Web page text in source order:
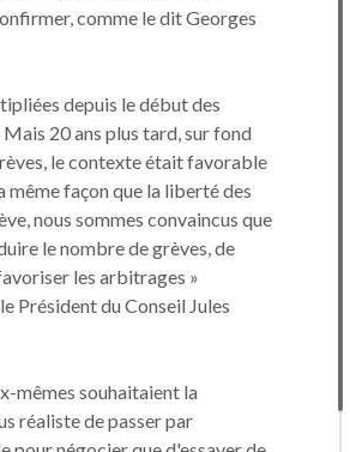
comme le dit Georges
depuis le début des
20 ans plus tard, sur fond
le contexte était favorable
même façon que la liberté des
nous sommes convaincus que
le nombre de grèves, de
les arbitrages »
Président du Conseil Jules
mêmes souhaitaient la
réaliste de passer par